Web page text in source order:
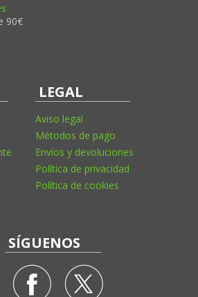
90€
LEGAL
Aviso legal
Métodos de pago
Envíos y devoluciones
Política de privacidad
Política de cookies
SÍGUENOS